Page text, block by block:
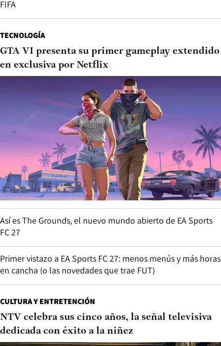
FIFA
TECNOLOGÍA
GTA VI presenta su primer gameplay extendido
en exclusiva por Netflix
Así es The Grounds, el nuevo mundo abierto de EA Sports
FC 27
Primer vistazo a EA Sports FC 27: menos menús y más horas
en cancha (o las novedades que trae FUT)
CULTURA Y ENTRETENCIÓN
NTV celebra sus cinco años, la señal televisiva
dedicada con éxito a la niñez